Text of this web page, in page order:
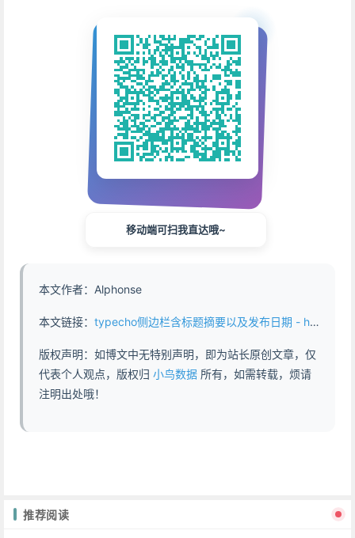
移动端可扫我直达哦~
本文作者：Alphonse
本文链接： typecho侧边栏含标题摘要以及发布日期 - https://www.abddb.com/typecho_sidebar_moudle_recent_post.html
版权声明：如博文中无特别声明，即为站长原创文章，仅
代表个人观点，版权归 小鸟数据 所有，如需转载，烦请
注明出处哦！
推荐阅读